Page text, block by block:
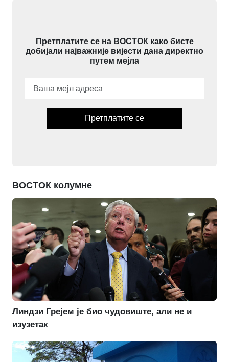
Претплатите се на ВОСТОК како бисте
добијали најважније вијести дана директно
путем мејла
Претплатите се
ВОСТОК колумне
Линдзи Грејем је био чудовиште, али не и
изузетак